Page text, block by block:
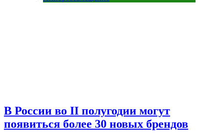
В России во II полугодии могут
появиться более 30 новых брендов